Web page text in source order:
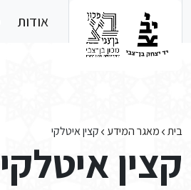
אודות
בית מאגר המידע קצין איטלקי
קצין איטלקי